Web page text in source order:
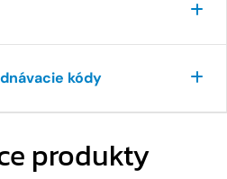
kódy
produkty